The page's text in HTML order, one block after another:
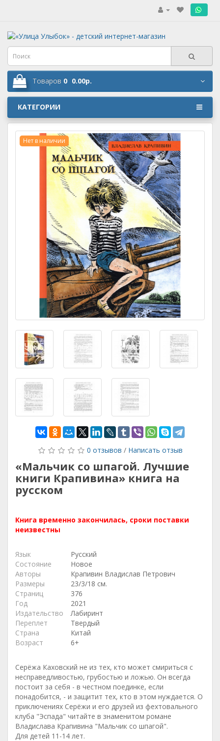
Товаров 0 0.00р.
КАТЕГОРИИ
Нет в наличии
0 отзывов / Написать отзыв
«Мальчик со шпагой. Лучшие
книги Крапивина» книга на
русском
Книга временно закончилась, сроки поставки
неизвестны
Язык
Русский
Состояние
Новое
Авторы
Крапивин Владислав Петрович
Размеры
23/3/18 см.
Страниц
376
Год
2021
Издательство
Лабиринт
Переплет
Твердый
Страна
Китай
Возраст
6+
Серёжа Каховский не из тех, кто может смириться с
несправедливостью, грубостью и ложью. Он всегда
постоит за себя - в честном поединке, если
понадобится, - и защитит тех, кто в этом нуждается. О
приключениях Серёжи и его друзей из фехтовального
клуба "Эспада" читайте в знаменитом романе
Владислава Крапивина "Мальчик со шпагой".
Для детей 11-14 лет.